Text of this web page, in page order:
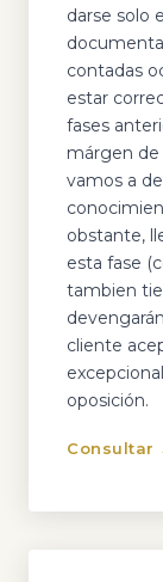
darse solo
contadas
estar
fases
márgen de
vamos a
obstante,
esta fase
tambien
cliente
oposición.
Consultar